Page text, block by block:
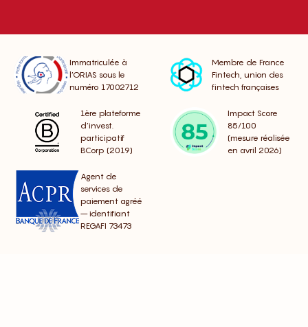
Immatriculée à
l’ORIAS sous le
numéro 17002712
Membre de France
Fintech, union des
fintech françaises
1ère plateforme
d’invest.
participatif
BCorp (2019)
Impact Score
85/100
(mesure réalisée
en avril 2026)
Agent de
services de
paiement agréé
– identifiant
REGAFI 73473